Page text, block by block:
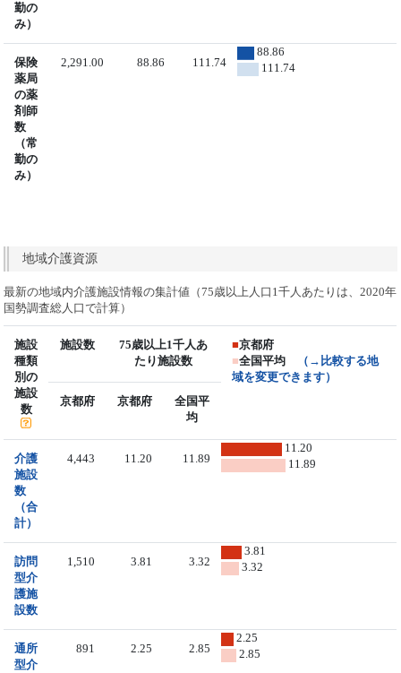
勤の
み）
保険
薬局
の薬
剤師
数
（常
勤の
み）
2,291.00 88.86 111.74
88.86
111.74
地域介護資源
最新の地域内介護施設情報の集計値（75歳以上人口1千人あたりは、2020年
国勢調査総人口で計算）
施設
種類
別の
施設
数
施設数
75歳以上1千人あ
たり施設数
■京都府
■全国平均
（→比較する地
域を変更できます）
京都府
京都府
全国平
均
介護
施設
数
（合
計）
4,443 11.20 11.89
11.20
11.89
訪問
型介
護施
設数
1,510 3.81 3.32
3.81
3.32
通所
型介
891 2.25 2.85
2.25
2.85